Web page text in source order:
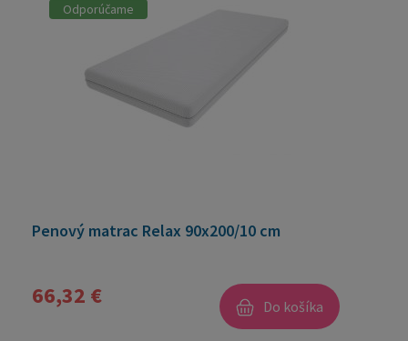
Odporúčame
Penový matrac Relax 90x200/10 cm
66,32 € Do košíka